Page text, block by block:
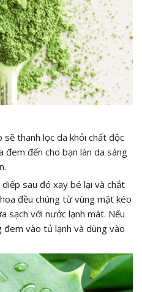
sẽ thanh lọc da khỏi chất độc
đến cho bạn làn da sáng
sau đó xay bé lại và chắt
đều chúng từ vùng mặt kéo
sạch với nước lạnh mát. Nếu
vào tủ lạnh và dùng vào